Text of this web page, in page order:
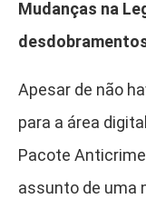
Mudanças na
Apesar de não
para a área
Pacote
assunto de uma